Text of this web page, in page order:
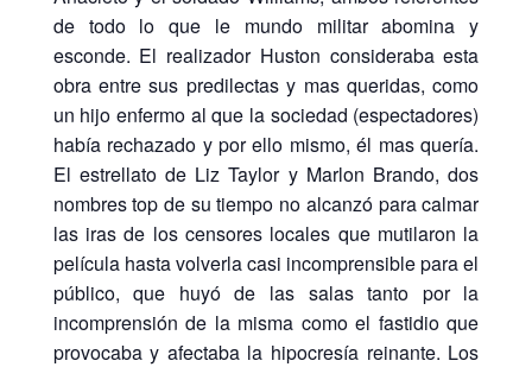
de todo lo que le mundo militar abomina y
esconde. El realizador Huston consideraba esta
obra entre sus predilectas y mas queridas, como
un hijo enfermo al que la sociedad (espectadores)
había rechazado y por ello mismo, él mas quería.
El estrellato de Liz Taylor y Marlon Brando, dos
nombres top de su tiempo no alcanzó para calmar
las iras de los censores locales que mutilaron la
película hasta volverla casi incomprensible para el
público, que huyó de las salas tanto por la
incomprensión de la misma como el fastidio que
provocaba y afectaba la hipocresía reinante. Los